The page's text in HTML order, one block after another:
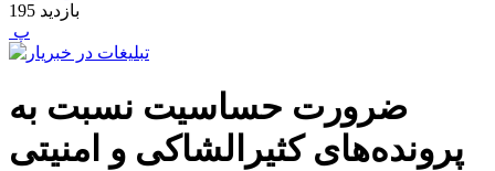
195 بازدید
‍ پ
ضرورت حساسیت نسبت به
پرونده‌های کثیرالشاکی و امنیتی